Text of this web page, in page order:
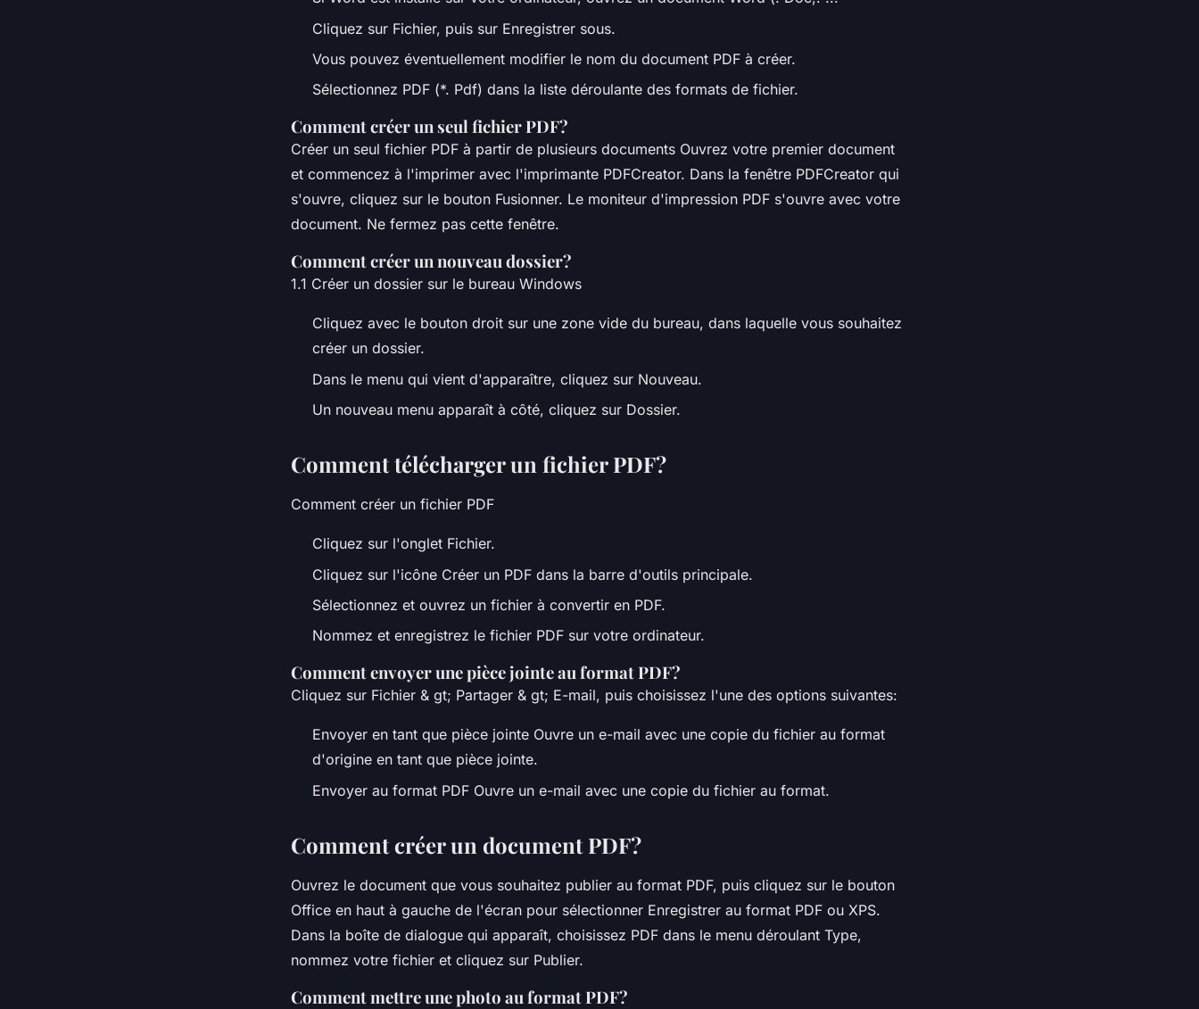
Cliquez sur Fichier, puis sur Enregistrer sous.
Vous pouvez éventuellement modifier le nom du document PDF à créer.
Sélectionnez PDF (*. Pdf) dans la liste déroulante des formats de fichier.
Comment créer un seul fichier PDF?
Créer un seul fichier PDF à partir de plusieurs documents Ouvrez votre premier document
et commencez à l'imprimer avec l'imprimante PDFCreator. Dans la fenêtre PDFCreator qui
s'ouvre, cliquez sur le bouton Fusionner. Le moniteur d'impression PDF s'ouvre avec votre
document. Ne fermez pas cette fenêtre.
Comment créer un nouveau dossier?
1.1 Créer un dossier sur le bureau Windows
Cliquez avec le bouton droit sur une zone vide du bureau, dans laquelle vous souhaitez
créer un dossier.
Dans le menu qui vient d'apparaître, cliquez sur Nouveau.
Un nouveau menu apparaît à côté, cliquez sur Dossier.
Comment télécharger un fichier PDF?
Comment créer un fichier PDF
Cliquez sur l'onglet Fichier.
Cliquez sur l'icône Créer un PDF dans la barre d'outils principale.
Sélectionnez et ouvrez un fichier à convertir en PDF.
Nommez et enregistrez le fichier PDF sur votre ordinateur.
Comment envoyer une pièce jointe au format PDF?
Cliquez sur Fichier & gt; Partager & gt; E-mail, puis choisissez l'une des options suivantes:
Envoyer en tant que pièce jointe Ouvre un e-mail avec une copie du fichier au format
d'origine en tant que pièce jointe.
Envoyer au format PDF Ouvre un e-mail avec une copie du fichier au format.
Comment créer un document PDF?
Ouvrez le document que vous souhaitez publier au format PDF, puis cliquez sur le bouton
Office en haut à gauche de l'écran pour sélectionner Enregistrer au format PDF ou XPS.
Dans la boîte de dialogue qui apparaît, choisissez PDF dans le menu déroulant Type,
nommez votre fichier et cliquez sur Publier.
Comment mettre une photo au format PDF?